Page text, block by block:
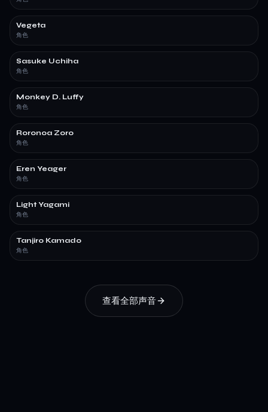
Vegeta
角色
Sasuke Uchiha
角色
Monkey D. Luffy
角色
Roronoa Zoro
角色
Eren Yeager
角色
Light Yagami
角色
Tanjiro Kamado
角色
查看全部声音